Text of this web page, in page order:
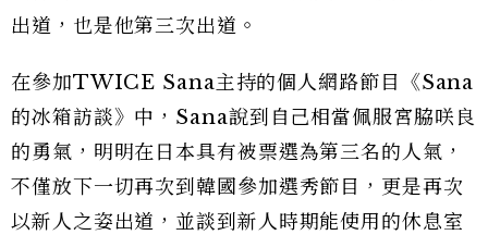
出道，也是他第三次出道。
在參加TWICE Sana主持的個人網路節目《Sana
的冰箱訪談》中，Sana說到自己相當佩服宮脇咲良
的勇氣，明明在日本具有被票選為第三名的人氣，
不僅放下一切再次到韓國參加選秀節目，更是再次
以新人之姿出道，並談到新人時期能使用的休息室